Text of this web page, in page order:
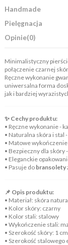
Handmade
Pielęgnacja
Opinie(0)
Minimalistyczny
połączenie czarnej
Ręczne wykonanie
uniwersalna forma
jak i bardziej
✨ Cechy produktu:
• Ręczne wykonanie -
• Naturalna skóra i stal
• Matowe
• Bezpieczny dla skóry
• Eleganckie
• Pasuje do bransolety
📌 Opis produktu:
• Materiał: skóra
• Kolor skóry: czarny
• Kolor stali: stalowy
• Wykończenie stali:
• Szerokość skóry: 1 cm
• Szerokość stalowego